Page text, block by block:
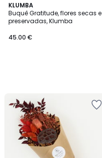
KLUMBA
Buquê Gratitude, flores secas e
preservadas, Klumba
45.00 €